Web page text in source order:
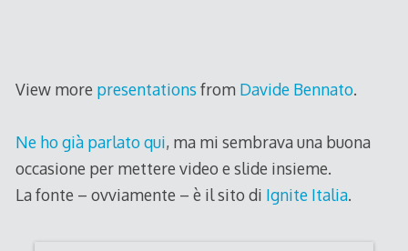
View more presentations from Davide Bennato.
Ne ho già parlato qui, ma mi sembrava una buona
occasione per mettere video e slide insieme.
La fonte – ovviamente – è il sito di Ignite Italia.